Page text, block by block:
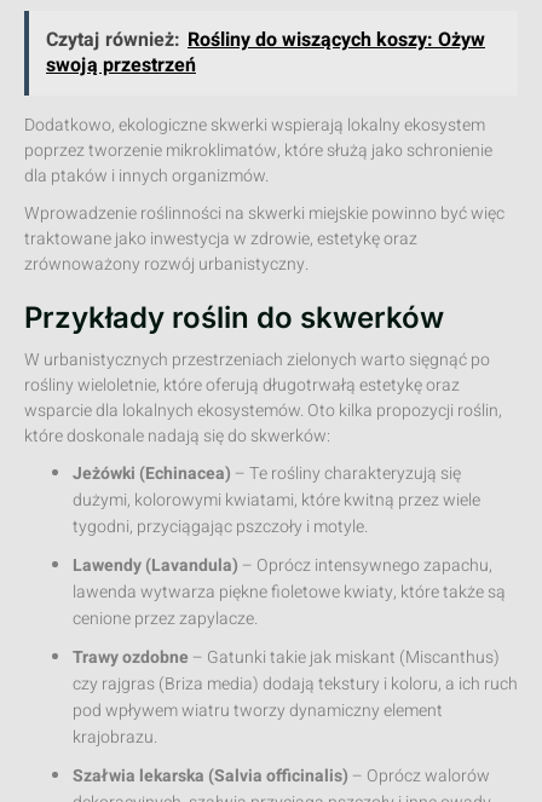
Czytaj również: Rośliny do wiszących koszy: Ożyw
swoją przestrzeń
Dodatkowo, ekologiczne skwerki wspierają lokalny ekosystem
poprzez tworzenie mikroklimatów, które służą jako schronienie
dla ptaków i innych organizmów.
Wprowadzenie roślinności na skwerki miejskie powinno być więc
traktowane jako inwestycja w zdrowie, estetykę oraz
zrównoważony rozwój urbanistyczny.
Przykłady roślin do skwerków
W urbanistycznych przestrzeniach zielonych warto sięgnąć po
rośliny wieloletnie, które oferują długotrwałą estetykę oraz
wsparcie dla lokalnych ekosystemów. Oto kilka propozycji roślin,
które doskonale nadają się do skwerków:
Jeżówki (Echinacea) – Te rośliny charakteryzują się
dużymi, kolorowymi kwiatami, które kwitną przez wiele
tygodni, przyciągając pszczoły i motyle.
Lawendy (Lavandula) – Oprócz intensywnego zapachu,
lawenda wytwarza piękne fioletowe kwiaty, które także są
cenione przez zapylacze.
Trawy ozdobne – Gatunki takie jak miskant (Miscanthus)
czy rajgras (Briza media) dodają tekstury i koloru, a ich ruch
pod wpływem wiatru tworzy dynamiczny element
krajobrazu.
Szałwia lekarska (Salvia officinalis) – Oprócz walorów